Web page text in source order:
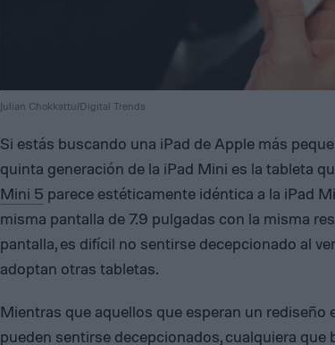
Julian Chokkattu/Digital Trends
Si estás buscando una iPad de Apple más
quinta generación de la iPad Mini es la tableta
Mini 5 parece estéticamente idéntica a la iPad
misma pantalla de 7.9 pulgadas con la misma
pantalla, es difícil no sentirse decepcionado al
adoptan otras tabletas.
Mientras que aquellos que esperan un rediseño
pueden sentirse decepcionados, cualquiera